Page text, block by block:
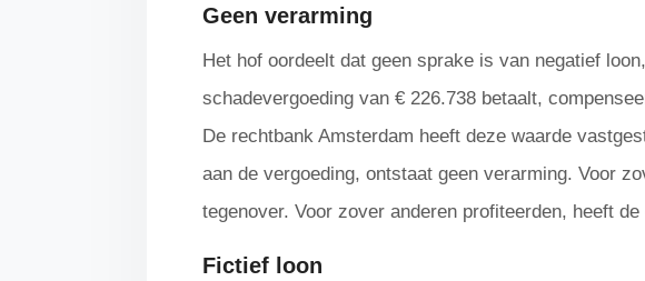
Geen verarming
Het hof oordeelt dat geen sprake is van negatief
schadevergoeding van € 226.738 betaalt,
De rechtbank Amsterdam heeft deze waarde
aan de vergoeding, ontstaat geen verarming. Voor
tegenover. Voor zover anderen profiteerden, heeft
Fictief loon